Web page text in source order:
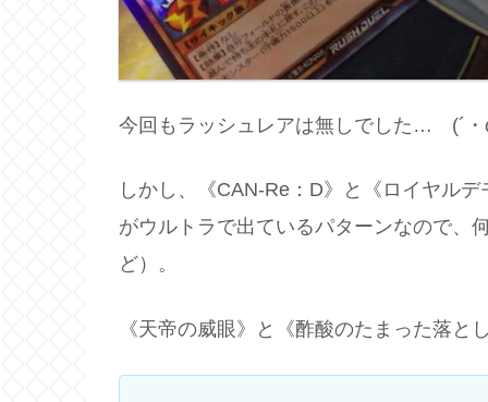
今回もラッシュレアは無しでした… (´
しかし、《CAN-Re：D》と《ロイヤル
がウルトラで出ているパターンなので、
ど）。
《天帝の威眼》と《酢酸のたまった落